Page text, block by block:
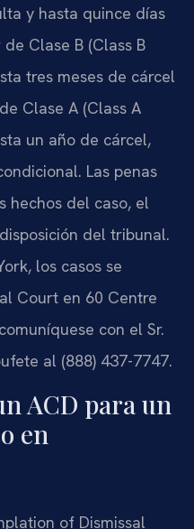
y hasta quince días
Clase B (Class B
tres meses de cárcel
Clase A (Class A
un año de cárcel,
Las penas
hechos del caso, el
del tribunal.
los casos se
Court en 60 Centre
con el Sr.
al (888) 437-7747.
ACD para un
en
of Dismissal